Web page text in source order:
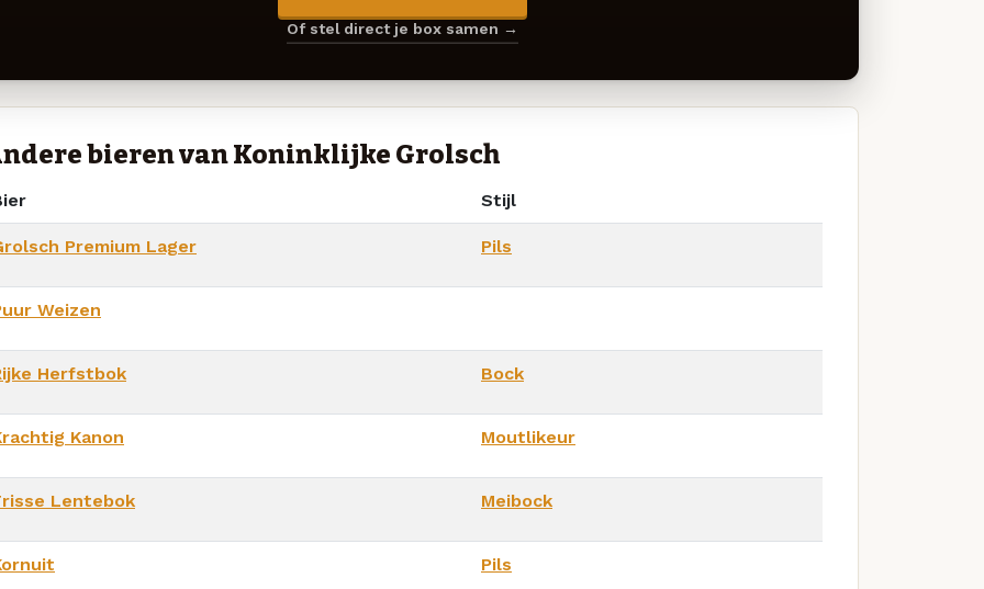
Of stel direct je box samen →
bieren van Koninklijke Grolsch
Stijl
Premium Lager Pils
Weizen
Herfstbok Bock
Kanon Moutlikeur
Lentebok Meibock
Pils